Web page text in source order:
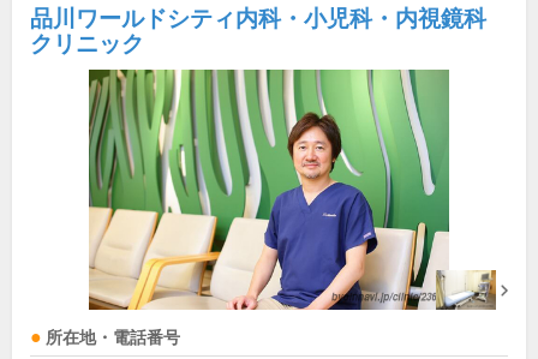
品川ワールドシティ内科・小児科・内視鏡科
クリニック
所在地・電話番号